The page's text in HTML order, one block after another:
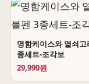
명함케이스와 열쇠고
종세트-조각보
29,990원